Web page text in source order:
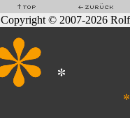
Copyright © 2007-2026